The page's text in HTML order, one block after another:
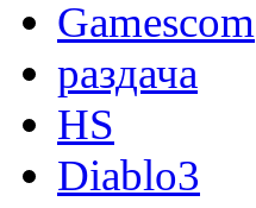
Gamescom
раздача
HS
Diablo3